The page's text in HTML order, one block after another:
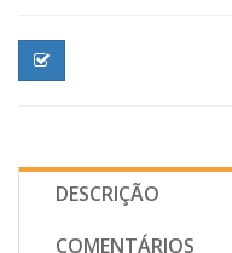
DESCRIÇÃO
COMENTÁRIOS